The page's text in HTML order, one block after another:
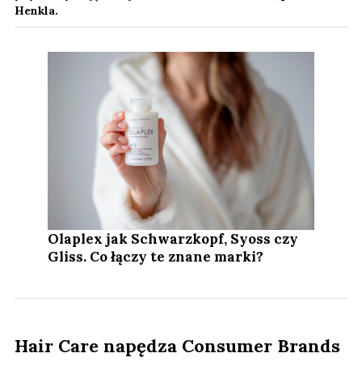
Henkla.
Olaplex jak Schwarzkopf, Syoss czy
Gliss. Co łączy te znane marki?
Hair Care napędza Consumer Brands